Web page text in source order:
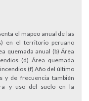
el mapeo anual de las
en el territorio peruano
quemada anual (b) Área
(d) Área quemada
(f) Año del último
y de frecuencia también
y uso del suelo en la